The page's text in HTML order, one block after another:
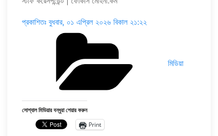
প্রকাশিতঃ বুধবার, ০১ এপ্রিল ২০২৬ বিকাল ২১:২২
মিডিয়া
সোশ্যাল মিডিয়ার বন্ধুরা শেয়ার করুন
Print